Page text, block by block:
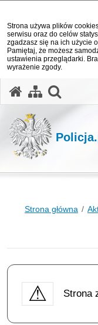
Strona używa plików
serwisu oraz do celów
zgadzasz się na ich użycie
Pamiętaj, że możesz
ustawienia przeglądarki.
wyrażenie zgody.
Strona główna
Strona